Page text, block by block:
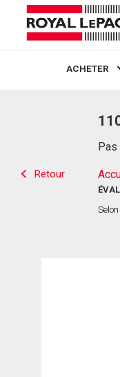
ACHETER
Retour
Pas